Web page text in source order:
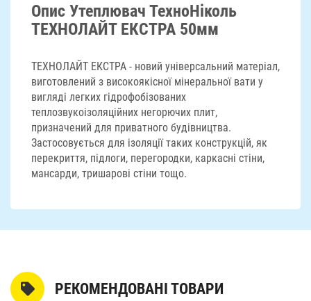
Опис Утеплювач ТехноНіколь
ТЕХНОЛАЙТ ЕКСТРА 50мм
ТЕХНОЛАЙТ ЕКСТРА - новий універсальний матеріал,
виготовлений з високоякісної мінеральної вати у
вигляді легких гідрофобізованих
теплозвукоізоляційних негорючих плит,
призначений для приватного будівництва.
Застосовується для ізоляції таких конструкцій, як
перекриття, підлоги, перегородки, каркасні стіни,
мансарди, тришарові стіни тощо.
РЕКОМЕНДОВАНІ ТОВАРИ